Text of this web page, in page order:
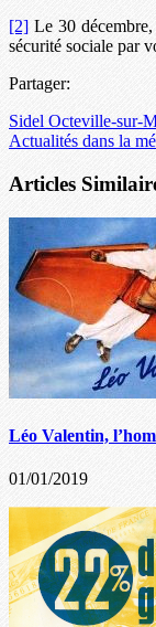
[2] Le 30
sécurité sociale par
Partager:
Sidel Octeville-sur-
Actualités dans la
Articles
Léo Valentin,
01/01/2019